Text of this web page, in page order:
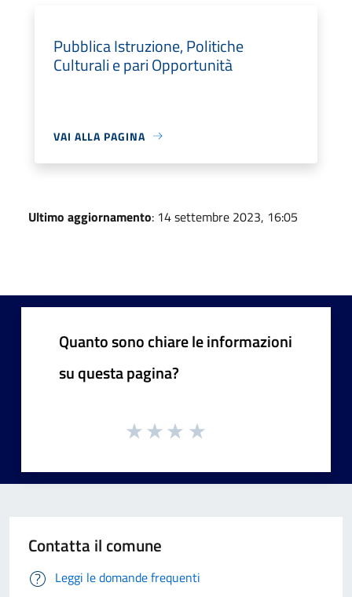
Pubblica Istruzione, Politiche
Culturali e pari Opportunità
VAI ALLA PAGINA
Ultimo aggiornamento: 14 settembre 2023, 16:05
Quanto sono chiare le informazioni
su questa pagina?
Contatta il comune
Leggi le domande frequenti